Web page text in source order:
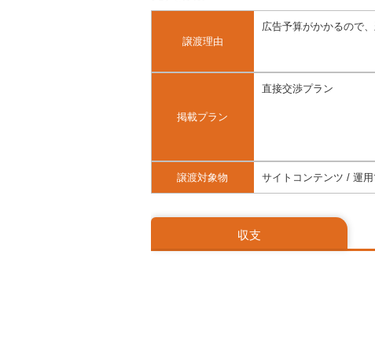
譲渡理由
広告予算がかかるので
掲載プラン
直接交渉プラン
譲渡対象物 サイトコンテンツ / 運
収支